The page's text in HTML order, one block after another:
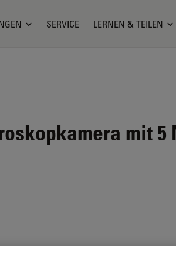
SERVICE LERNEN & TEILEN
mit